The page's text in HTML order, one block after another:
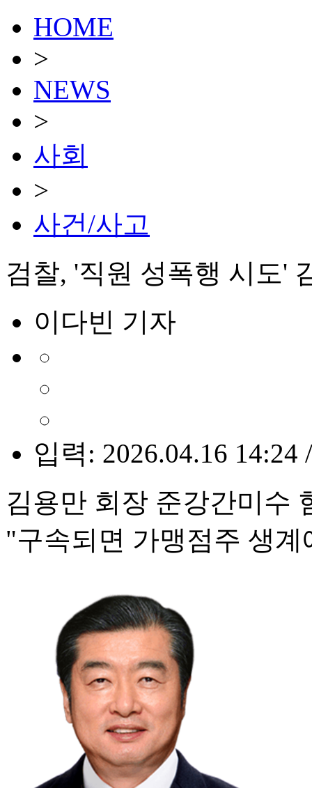
HOME
>
NEWS
>
사회
>
사건/사고
검찰, '직원 성폭행 시도'
이다빈 기자
입력: 2026.04.16 14:24
김용만 회장 준강간미수
"구속되면 가맹점주 생계